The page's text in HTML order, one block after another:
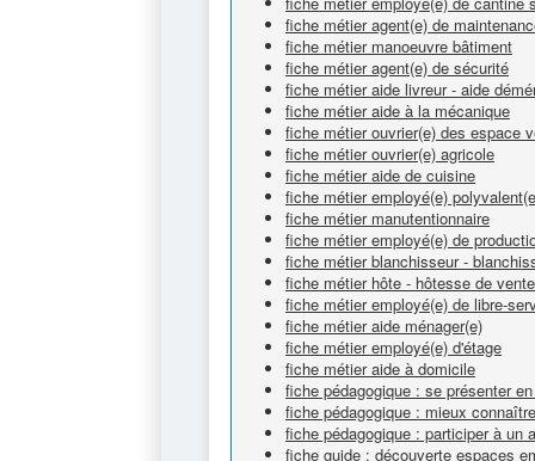
fiche métier agent(e) de
fiche métier manoeuvre bâtiment
fiche métier agent(e) de sécurité
fiche métier aide livreur - aide
fiche métier aide à la mécanique
fiche métier ouvrier(e) des espace
fiche métier ouvrier(e) agricole
fiche métier aide de cuisine
fiche métier employé(e)
fiche métier manutentionnaire
fiche métier employé(e) de
fiche métier blanchisseur -
fiche métier hôte - hôtesse de
fiche métier employé(e) de libre-
fiche métier aide ménager(e)
fiche métier employé(e) d'étage
fiche métier aide à domicile
fiche pédagogique : se présenter
fiche pédagogique : mieux
fiche pédagogique : participer à un
fiche guide : découverte espaces